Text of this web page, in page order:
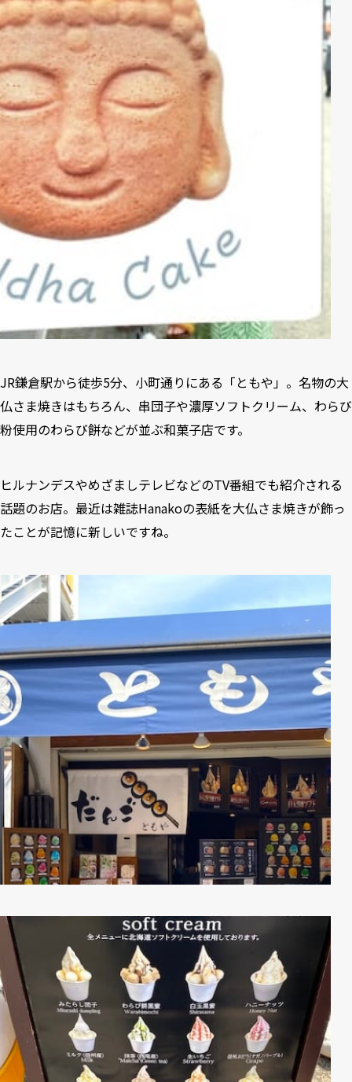
JR鎌倉駅から徒歩5分、小町通りにある「ともや」。名物の大
仏さま焼きはもちろん、串団子や濃厚ソフトクリーム、わらび
粉使用のわらび餅などが並ぶ和菓子店です。
ヒルナンデスやめざましテレビなどのTV番組でも紹介される
話題のお店。最近は雑誌Hanakoの表紙を大仏さま焼きが飾っ
たことが記憶に新しいですね。